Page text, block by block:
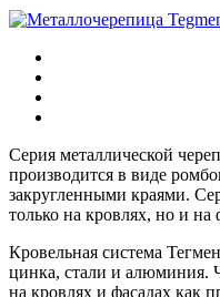
Серия металлической
производится в виде
закругленными краями.
только на кровлях, но и на
Кровельная система
цинка, стали и алюминия.
на кровлях и фасадах как